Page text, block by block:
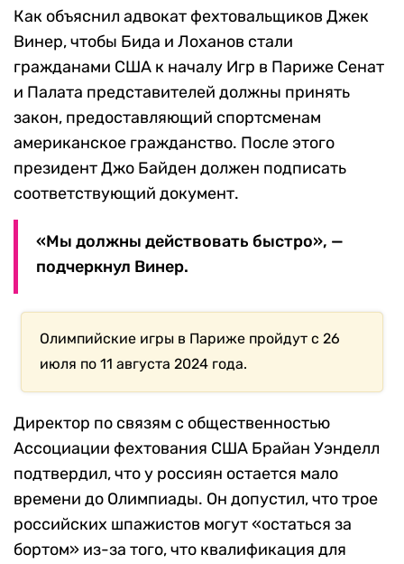
Как объяснил адвокат фехтовальщиков Джек
Винер, чтобы Бида и Лоханов стали
гражданами США к началу Игр в Париже Сенат
и Палата представителей должны принять
закон, предоставляющий спортсменам
американское гражданство. После этого
президент Джо Байден должен подписать
соответствующий документ.
«Мы должны действовать быстро», —
подчеркнул Винер.
Олимпийские игры в Париже пройдут с 26
июля по 11 августа 2024 года.
Директор по связям с общественностью
Ассоциации фехтования США Брайан Уэнделл
подтвердил, что у россиян остается мало
времени до Олимпиады. Он допустил, что трое
российских шпажистов могут «остаться за
бортом» из-за того, что квалификация для